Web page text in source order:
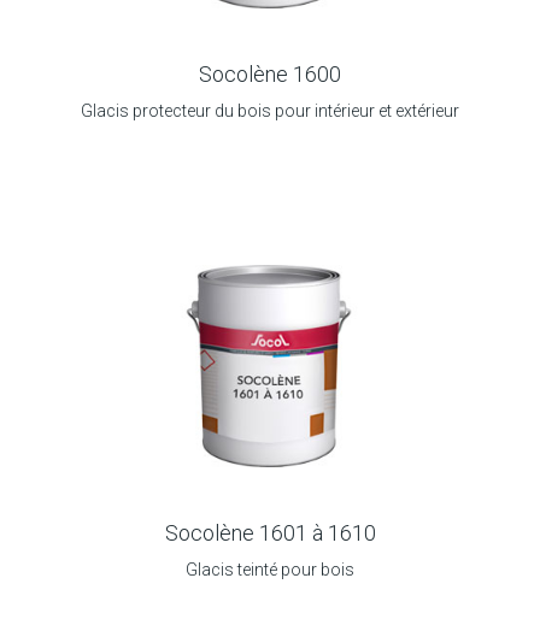
Socolène 1600
Glacis protecteur du bois pour intérieur et extérieur
Socolène 1601 à 1610
Glacis teinté pour bois